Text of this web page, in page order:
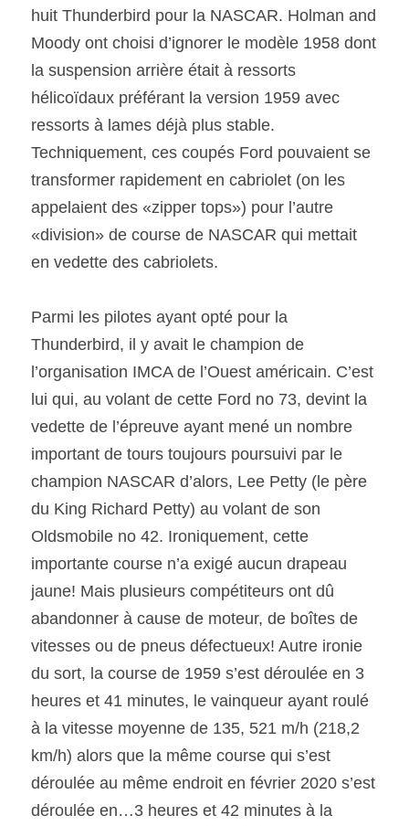
huit Thunderbird pour la NASCAR. Holman and
Moody ont choisi d’ignorer le modèle 1958 dont
la suspension arrière était à ressorts
hélicoïdaux préférant la version 1959 avec
ressorts à lames déjà plus stable.
Techniquement, ces coupés Ford pouvaient se
transformer rapidement en cabriolet (on les
appelaient des «zipper tops») pour l’autre
«division» de course de NASCAR qui mettait
en vedette des cabriolets.
Parmi les pilotes ayant opté pour la
Thunderbird, il y avait le champion de
l’organisation IMCA de l’Ouest américain. C’est
lui qui, au volant de cette Ford no 73, devint la
vedette de l’épreuve ayant mené un nombre
important de tours toujours poursuivi par le
champion NASCAR d’alors, Lee Petty (le père
du King Richard Petty) au volant de son
Oldsmobile no 42. Ironiquement, cette
importante course n’a exigé aucun drapeau
jaune! Mais plusieurs compétiteurs ont dû
abandonner à cause de moteur, de boîtes de
vitesses ou de pneus défectueux! Autre ironie
du sort, la course de 1959 s’est déroulée en 3
heures et 41 minutes, le vainqueur ayant roulé
à la vitesse moyenne de 135, 521 m/h (218,2
km/h) alors que la même course qui s’est
déroulée au même endroit en février 2020 s’est
déroulée en…3 heures et 42 minutes à la